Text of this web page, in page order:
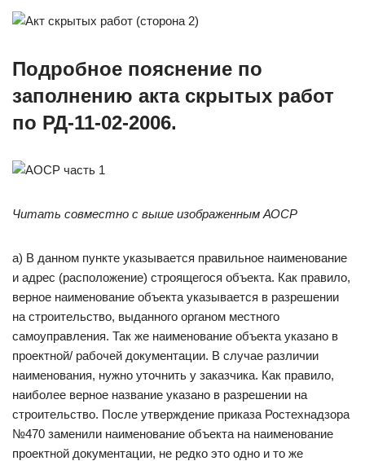
Подробное пояснение по
заполнению акта скрытых работ
по РД-11-02-2006.
Читать совместно с выше изображенным АОСР
а) В данном пункте указывается правильное наименование
и адрес (расположение) строящегося объекта. Как правило,
верное наименование объекта указывается в разрешении
на строительство, выданного органом местного
самоуправления. Так же наименование объекта указано в
проектной/ рабочей документации. В случае различии
наименования, нужно уточнить у заказчика. Как правило,
наиболее верное название указано в разрешении на
строительство. После утверждение приказа Ростехнадзора
№470 заменили наименование объекта на наименование
проектной документации, не редко это одно и то же